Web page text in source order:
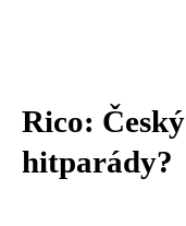
Rico:
hitparády?